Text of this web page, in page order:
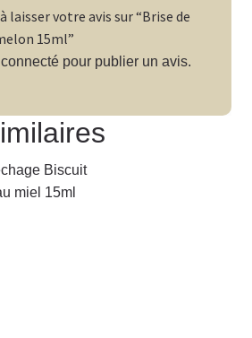
laisser votre avis sur “Brise de
15ml”
connectépour publier un avis.